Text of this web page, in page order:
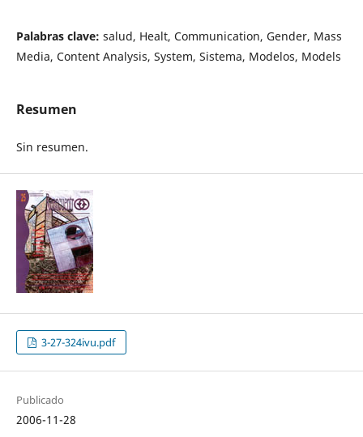
Palabras clave: salud, Healt, Communication, Gender, Mass
Media, Content Analysis, System, Sistema, Modelos, Models
Resumen
Sin resumen.
3-27-324ivu.pdf
Publicado
2006-11-28